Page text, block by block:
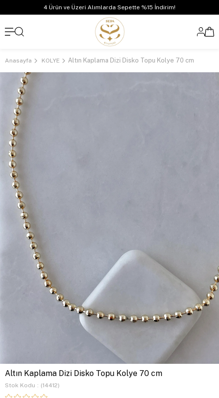
4 Ürün ve Üzeri Alımlarda Sepette %15 İndirim!
Anasayfa KOLYE Altın Kaplama Dizi Disko Topu Kolye 70 cm
Altın Kaplama Dizi Disko Topu Kolye 70 cm
Stok Kodu (14412)